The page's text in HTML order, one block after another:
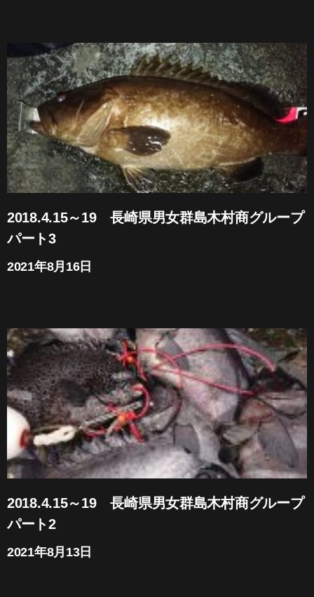
2018.4.15～19 長崎県男女群島木村商グループ
パート3
2021年8月16日
2018.4.15～19 長崎県男女群島木村商グループ
パート2
2021年8月13日